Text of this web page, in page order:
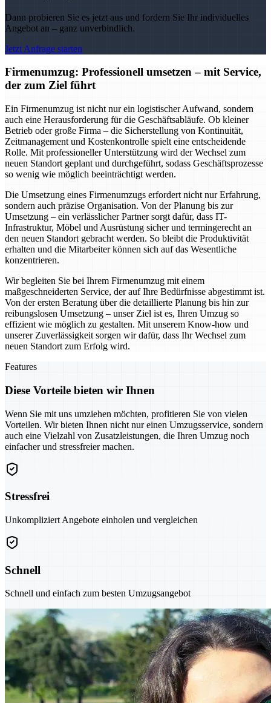
Dann probieren Sie es jetzt aus und fordern Sie Ihr individuelles
Angebot an – ganz unverbindlich.
Jetzt Anfrage starten
Firmenumzug: Professionell umsetzen – mit Service,
der zum Ziel führt
Ein Firmenumzug ist nicht nur ein logistischer Aufwand, sondern
auch eine Herausforderung für die Geschäftsabläufe. Ob kleiner
Betrieb oder große Firma – die Sicherstellung von Kontinuität,
Zeitmanagement und Kostenkontrolle spielt eine entscheidende
Rolle. Mit professioneller Unterstützung wird der Wechsel zum
neuen Standort geplant und durchgeführt, sodass Geschäftsprozesse
so wenig wie möglich beeinträchtigt werden.
Die Umsetzung eines Firmenumzugs erfordert nicht nur Erfahrung,
sondern auch präzise Organisation. Von der Planung bis zur
Umsetzung – ein verlässlicher Partner sorgt dafür, dass IT-
Infrastruktur, Möbel und Ausrüstung sicher und termingerecht an
den neuen Standort gebracht werden. So bleibt die Produktivität
erhalten und die Mitarbeiter können sich auf das Wesentliche
konzentrieren.
Wir begleiten Sie bei Ihrem Firmenumzug mit einem
maßgeschneiderten Service, der auf Ihre Bedürfnisse abgestimmt ist.
Von der ersten Beratung über die detaillierte Planung bis hin zur
reibungslosen Umsetzung – unser Ziel ist es, Ihren Umzug so
effizient wie möglich zu gestalten. Mit unserem Know-how und
unserer Zuverlässigkeit sorgen wir dafür, dass Ihr Wechsel zum
neuen Standort zum Erfolg wird.
Features
Diese Vorteile bieten wir Ihnen
Wenn Sie mit uns umziehen möchten, profitieren Sie von vielen
Vorteilen. Wir bieten Ihnen nicht nur einen Umzugsservice, sondern
auch eine Vielzahl von Zusatzleistungen, die Ihren Umzug noch
einfacher und stressfreier machen.
Stressfrei
Unkompliziert Angebote einholen und vergleichen
Schnell
Schnell und einfach zum besten Umzugsangebot